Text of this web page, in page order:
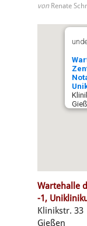
von Renate
Wartehalle
-1,
Klinikstr. 33
Gießen